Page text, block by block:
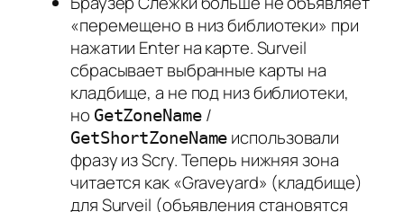
«перемещено в низ библиотеки» при
нажатии Enter на карте. Surveil
сбрасывает выбранные карты на
кладбище, а не под низ библиотеки,
но GetZoneName/
GetShortZoneName использовали
фразу из Scry. Теперь нижняя зона
читается как «Graveyard» (кладбище)
для Surveil (объявления становятся